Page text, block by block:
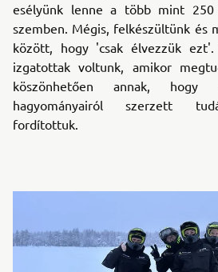
esélyünk lenne a több mint 250
szemben. Mégis, felkészültünk és
között, hogy 'csak élvezzük
izgatottak voltunk, amikor
köszönhetően annak,
hagyományairól szerzett
fordítottuk.